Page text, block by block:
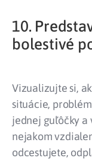
10.
bolestivé
Vizualizujte si,
situácie,
jednej guľôčky a
nejakom
odcestujete,